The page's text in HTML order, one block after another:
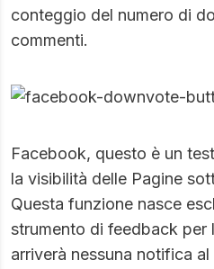
conteggio del numero di
commenti.
Facebook, questo è un
la visibilità delle Pagine
Questa funzione nasce
strumento di feedback per
arriverà nessuna notifica